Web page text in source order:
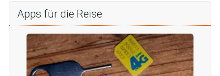
Apps für die Reise